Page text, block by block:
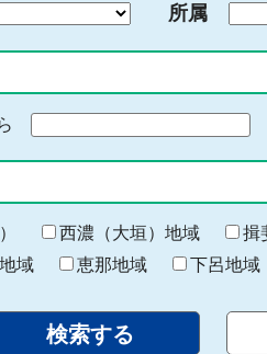
所属
終
わ
り
西濃（大垣）地域 揖
域 恵那地域 下呂地域